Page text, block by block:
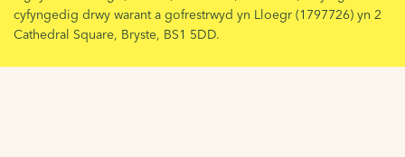
cyfyngedig drwy warant a gofrestrwyd yn Lloegr (1797726) yn 2
Cathedral Square, Bryste, BS1 5DD.